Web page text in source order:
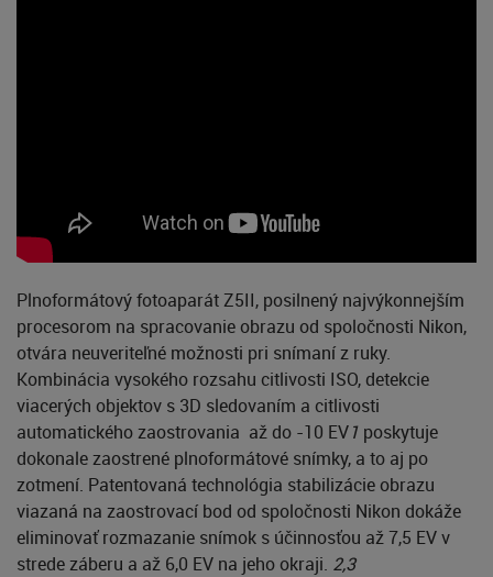
Plnoformátový fotoaparát Z5II, posilnený najvýkonnejším
procesorom na spracovanie obrazu od spoločnosti Nikon,
otvára neuveriteľné možnosti pri snímaní z ruky.
Kombinácia vysokého rozsahu citlivosti ISO, detekcie
viacerých objektov s 3D sledovaním a citlivosti
automatického zaostrovania až do -10 EV1 poskytuje
dokonale zaostrené plnoformátové snímky, a to aj po
zotmení. Patentovaná technológia stabilizácie obrazu
viazaná na zaostrovací bod od spoločnosti Nikon dokáže
eliminovať rozmazanie snímok s účinnosťou až 7,5 EV v
strede záberu a až 6,0 EV na jeho okraji. 2,3